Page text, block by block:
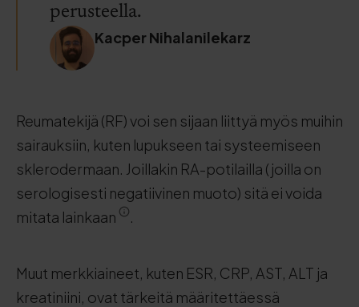
perusteella.
Kacper Nihalanilekarz
Reumatekijä (RF) voi sen sijaan liittyä myös muihin
sairauksiin, kuten lupukseen tai systeemiseen
sklerodermaan. Joillakin RA-potilailla (joilla on
serologisesti negatiivinen muoto) sitä ei voida
mitata lainkaan
.
Muut merkkiaineet, kuten ESR, CRP, AST, ALT ja
kreatiniini, ovat tärkeitä määritettäessä